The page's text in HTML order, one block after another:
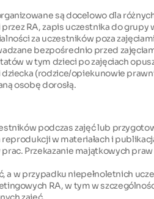
są docelowo dla
RA, zapis uczestnika do
za uczestników poza
bezpośrednio przed
w tym dzieci po zajęciach
(rodzice/opiekunowie
osobę dorosłą.
podczas zajęć lub
w materiałach i
Przekazanie majątkowych
a w przypadku niepełnoletnich
RA, w tym w